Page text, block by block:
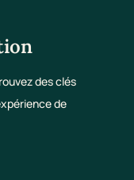
des clés
de